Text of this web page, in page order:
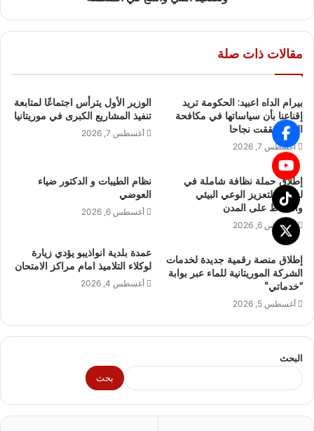
مقالات ذات صلة
بيرام الداه اعبيد: الحكومة تريد
إقناعنا بأن سياساتها في مكافحة
الفقر حققت نجاحا
أغسطس 7, 2026
الوزير الأول يترأس اجتماعًا لمتابعة
تنفيذ المشاريع الكبرى في موريتانيا
أغسطس 7, 2026
إطلاق حملة نظافة شاملة في
لعصابه لتعزيز الوعي البيئي
والحفاظ على المدن
أغسطس 6, 2026
نظام الطيبات و الدكتور ضياء
العوضي
أغسطس 6, 2026
إطلاق منصة رقمية جديدة لخدمات
الشركة الموريتانية للماء عبر بوابة
“خدماتي”
أغسطس 5, 2026
عمدة بلدية انواذيبو يؤدي زيارة
لوكلاء التلاميذ امام مراكز الامتحان
أغسطس 4, 2026
البحث
بحث